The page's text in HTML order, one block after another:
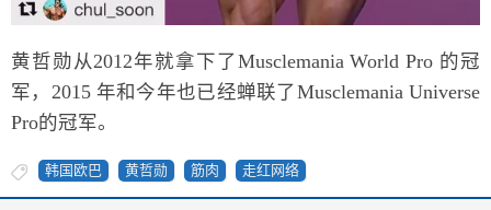
黄哲勋从2012年就拿下了Musclemania World Pro 的冠
军，2015 年和今年也已经蝉联了Musclemania Universe
Pro的冠军。
韩国欧巴 黄哲勋 筋肉 走红网络